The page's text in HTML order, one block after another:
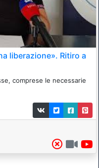
liberazione». Ritiro a
comprese le necessarie